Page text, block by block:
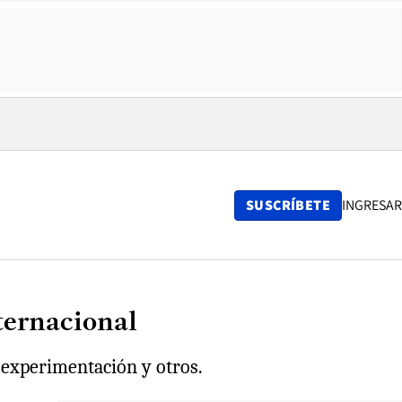
SUSCRÍBETE INGRESAR
y otros.